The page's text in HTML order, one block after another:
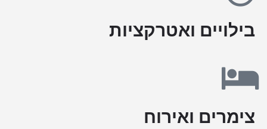
בילויים ואטרקציות
צימרים ואירוח